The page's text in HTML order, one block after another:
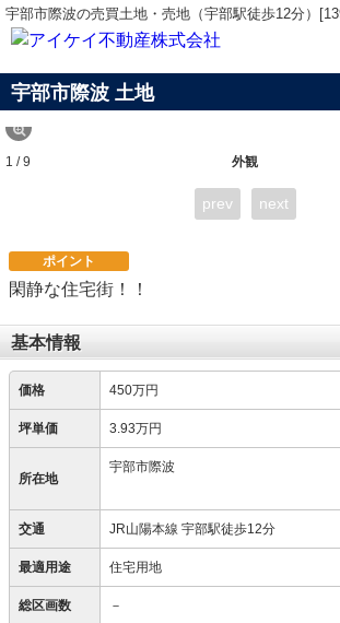
宇部市際波の売買土地・売地（宇部駅徒歩12分）
宇部市際波 土地
外観
1 / 9
prev next
ポイント
閑静な住宅街！！
基本情報
価格 450万円
坪単価 3.93万円
所在地
宇部市際波
交通 JR山陽本線 宇部駅徒歩12分
最適用途 住宅用地
総区画数 －